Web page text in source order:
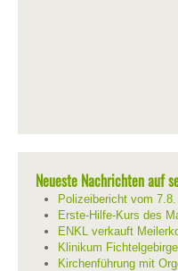
Neueste Nachrichten auf
Polizeibericht vom 7.8.
Erste-Hilfe-Kurs des
ENKL verkauft
Klinikum
Kirchenführung mit